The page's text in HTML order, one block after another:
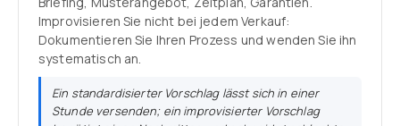
Improvisieren Sie nicht bei jedem Verkauf:
Dokumentieren Sie Ihren Prozess und wenden Sie ihn
systematisch an.
Ein standardisierter Vorschlag lässt sich in einer
Stunde versenden; ein improvisierter Vorschlag